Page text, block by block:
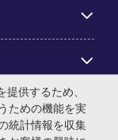
供するため、
ための機能を実
統計情報を収集